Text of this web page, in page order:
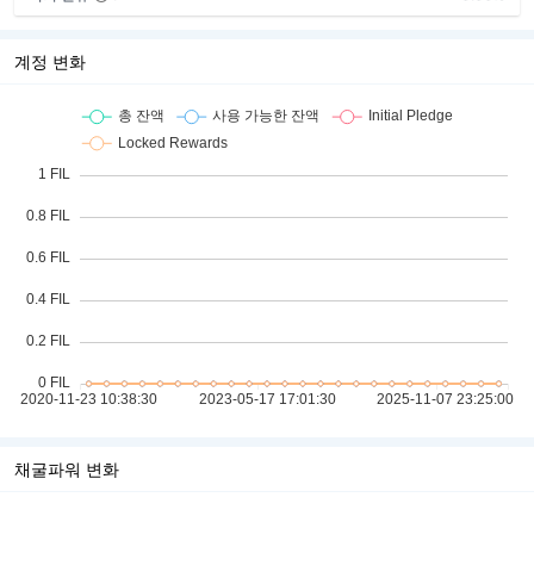
계정 변화
채굴파워 변화